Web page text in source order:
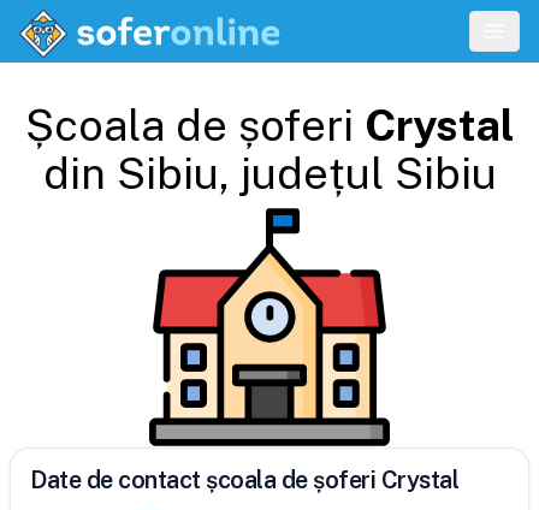
Școala de șoferi Crystal
din Sibiu, județul Sibiu
Date de contact școala de șoferi Crystal